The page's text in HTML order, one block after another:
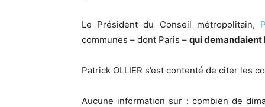
Le Président du Conseil métropolitain,
communes – dont Paris – qui demandaient
Patrick OLLIER s’est contenté de citer les
Aucune information sur : combien de